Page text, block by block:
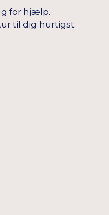
for hjælp.
til dig hurtigst